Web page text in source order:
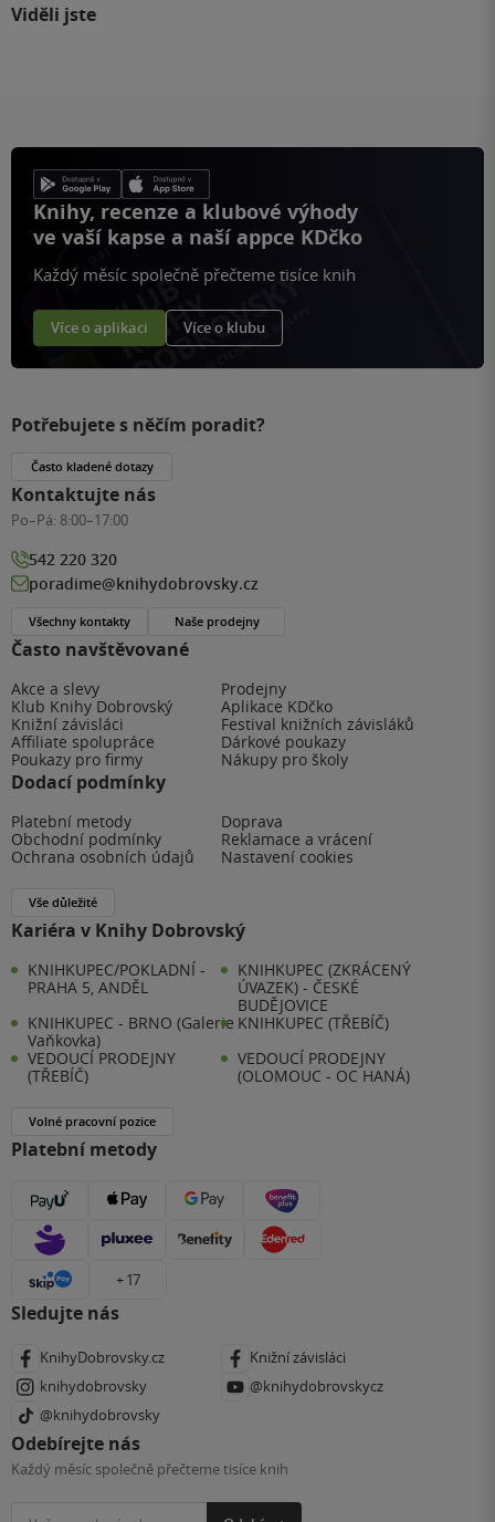
Viděli jste
Knihy, recenze a klubové výhody
ve vaší kapse a naší appce KDčko
Každý měsíc společně přečteme tisíce knih
Více o aplikaci Více o klubu
Často navštěvované
Akce a slevy
Prodejny
Klub Knihy Dobrovský
Aplikace KDčko
Knižní závisláci
Festival knižních závisláků
Affiliate spolupráce
Dárkové poukazy
Poukazy pro firmy
Nákupy pro školy
Dodací podmínky
Platební metody
Doprava
Obchodní podmínky
Reklamace a vrácení
Ochrana osobních údajů
Nastavení cookies
Vše důležité
Kariéra v Knihy Dobrovský
KNIHKUPEC/POKLADNÍ -
PRAHA 5, ANDĚL
KNIHKUPEC (ZKRÁCENÝ
ÚVAZEK) - ČESKÉ
BUDĚJOVICE
KNIHKUPEC - BRNO (Galerie
Vaňkovka)
KNIHKUPEC (TŘEBÍČ)
VEDOUCÍ PRODEJNY
(TŘEBÍČ)
VEDOUCÍ PRODEJNY
(OLOMOUC - OC HANÁ)
Volné pracovní pozice
Platební metody
+ 17
Sledujte nás
KnihyDobrovsky.cz
Knižní závisláci
knihydobrovsky
@knihydobrovskycz
@knihydobrovsky
Odebírejte nás
Každý měsíc společně přečteme tisíce knih
Potřebujete s něčím poradit?
Často kladené dotazy
Kontaktujte nás
Po–Pá: 8:00–17:00
542 220 320
poradime@knihydobrovsky.cz
Všechny kontakty Naše prodejny